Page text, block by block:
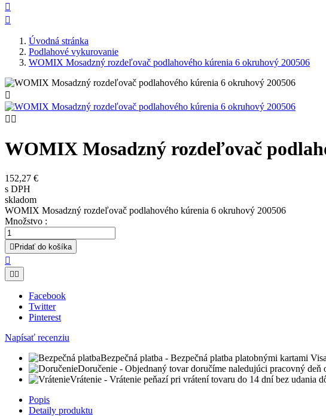


Úvodná stránka
Podlahové vykurovanie
WOMIX Mosadzný rozdeľovač podlahového kúrenia 6 okruhový 200506

 
WOMIX Mosadzný rozdeľovač
152,27 €
s DPH
skladom
WOMIX Mosadzný rozdeľovač podlahového kúrenia 6 okruhový 200506
Množstvo :
Pridať do košíka


Facebook
Twitter
Pinterest
Napísať recenziu
Bezpečná platba - Bezpečná platba platobnými kartami
Doručenie - Objednaný tovar doručíme naledujúci pracovný deň
Vrátenie - Vrátenie peňazí pri vrátení tovaru do 14 dní bez udania
Popis
Detaily produktu